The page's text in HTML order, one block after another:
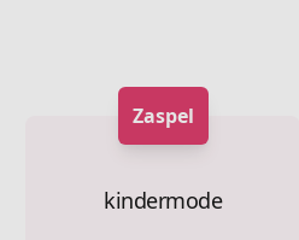
Zaspel
kindermode